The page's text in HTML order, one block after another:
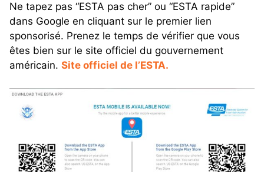
Ne tapez pas “ESTA pas cher” ou “ESTA rapide”
dans Google en cliquant sur le premier lien
sponsorisé. Prenez le temps de vérifier que vous
êtes bien sur le site officiel du gouvernement
américain. Site officiel de l’ESTA.